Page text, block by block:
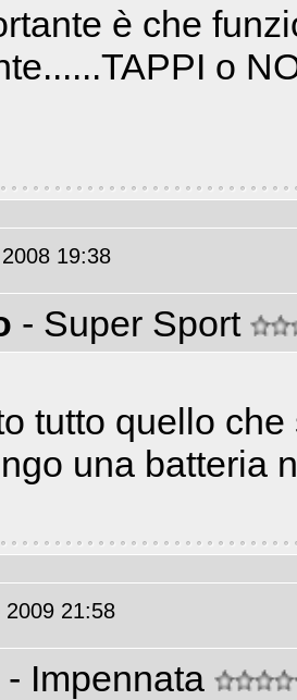
è che
o
19:38
- Super Sport
tutto quello
una batteria
21:58
- Impennata